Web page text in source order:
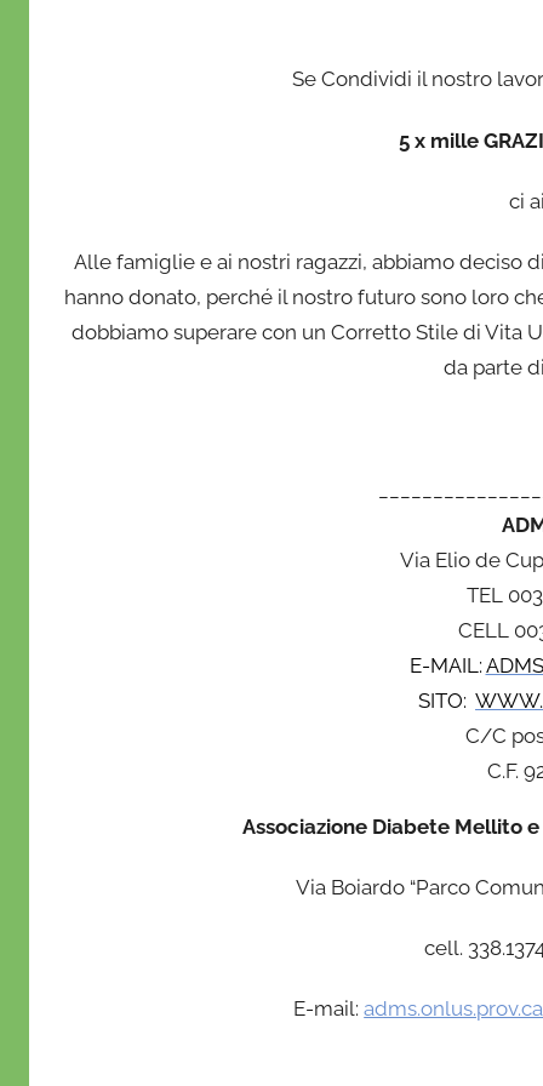
Se Condividi il nostro
5 x mille
ci
Alle famiglie e ai nostri ragazzi, abbiamo deciso
hanno donato, perché il nostro futuro sono loro
dobbiamo superare con un Corretto Stile di Vita
da parte
Via Elio de
TEL
CELL
E-MAIL:
SITO:
C/C
C.F.
Associazione Diabete Mellito
Via Boiardo “Parco
cell.
E-mail: